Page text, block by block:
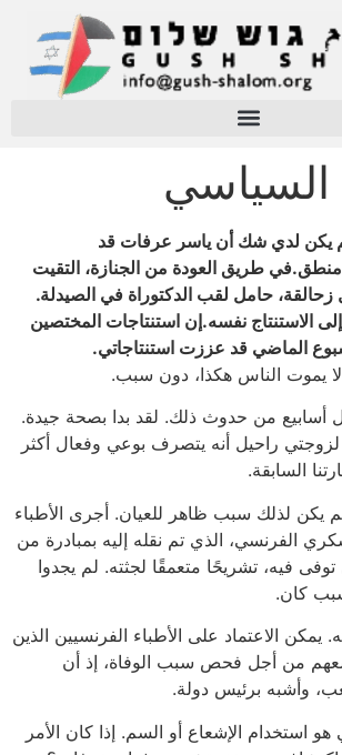
السياسي
يكن لدي شك أن ياسر عرفات قد
طريق العودة من الجنازة، التقيت
حامل لقب الدكتوراة في الصيدلة.
إلى الاستنتاج نفسه.إن استنتاجات المختصين
الماضي قد عززت استنتاجاتي.
يموت الناس هكذا، دون سبب.
من حدوث ذلك. لقد بدا بصحة جيدة.
راحيل أنه يتصرف بوعي وفعال أكثر
السابقة.
يكن لذلك سبب ظاهر للعيان. أجرى الأطباء
الفرنسي، الذي تم نقله إليه بمبادرة من
فيه، تشريحًا متعمقًا لجثته. لم يجدوا
كان.
يمكن الاعتماد على الأطباء الفرنسيين الذين
من أجل فحص سبب الوفاة، إذ أن
وأشبه برئيس دولة.
هو استخدام الإشعاع أو السم. إذا كان الأمر